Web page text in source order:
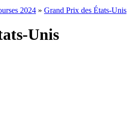
2024 » Grand Prix des États-Unis
Unis